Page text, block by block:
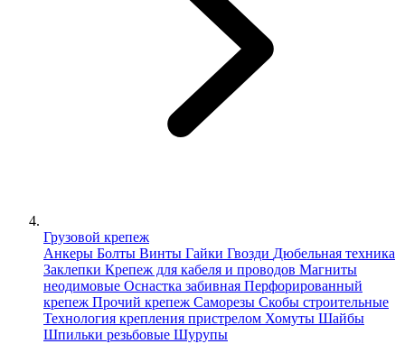
Грузовой крепеж
Анкеры Болты Винты Гайки Гвозди Дюбельная техника
Заклепки Крепеж для кабеля и проводов Магниты
неодимовые Оснастка забивная Перфорированный
крепеж Прочий крепеж Саморезы Скобы строительные
Технология крепления пристрелом Хомуты Шайбы
Шпильки резьбовые Шурупы